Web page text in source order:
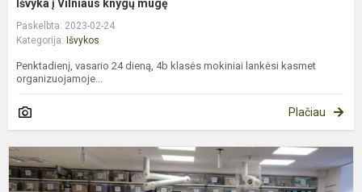
Išvyka į Vilniaus knygų mugę
Paskelbta: 2023-02-24
Kategorija: Išvykos
Penktadienį, vasario 24 dieną, 4b klasės mokiniai lankėsi kasmet
organizuojamoje...
Plačiau